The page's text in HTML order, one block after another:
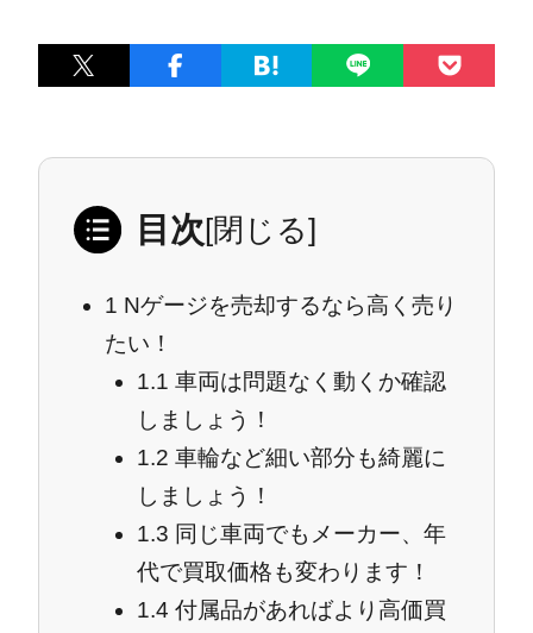
目次[閉じる]
1 Nゲージを売却するなら高く売り
たい！
1.1 車両は問題なく動くか確認
しましょう！
1.2 車輪など細い部分も綺麗に
しましょう！
1.3 同じ車両でもメーカー、年
代で買取価格も変わります！
1.4 付属品があればより高価買